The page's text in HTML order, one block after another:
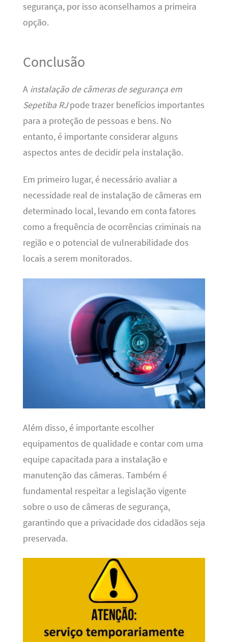
segurança, por isso aconselhamos a primeira
opção.
Conclusão
A instalação de câmeras de segurança em
Sepetiba RJpode trazer benefícios importantes
para a proteção de pessoas e bens. No
entanto, é importante considerar alguns
aspectos antes de decidir pela instalação.
Em primeiro lugar, é necessário avaliar a
necessidade real de instalação de câmeras em
determinado local, levando em conta fatores
como a frequência de ocorrências criminais na
região e o potencial de vulnerabilidade dos
locais a serem monitorados.
Além disso, é importante escolher
equipamentos de qualidade e contar com uma
equipe capacitada para a instalação e
manutenção das câmeras. Também é
fundamental respeitar a legislação vigente
sobre o uso de câmeras de segurança,
garantindo que a privacidade dos cidadãos seja
preservada.